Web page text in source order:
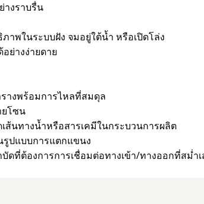
างราบรื่น
พในระบบฝัง จมอยู่ใต้น้ำ หรือเปิดโล่ง
ย่างง่ายดาย
างพร้อมการไหลที่สมดุล
ยโซน
นทางน้ำหรือสารเคมีในกระบวนการผลิต
รูปแบบการแตกแขนง
ดที่ต้องการการเชื่อมต่อทางเข้า/ทางออกที่สม่ำ